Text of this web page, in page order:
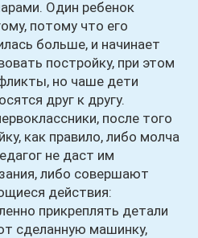
Один ребенок
потому что его
больше, и начинает
постройку, при этом
но чаше дети
друг к другу.
после того
как правило, либо молча
не даст им
либо совершают
действия:
прикреплять детали
сделанную машинку,